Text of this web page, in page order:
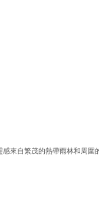
來自繁茂的熱帶雨林和周圍